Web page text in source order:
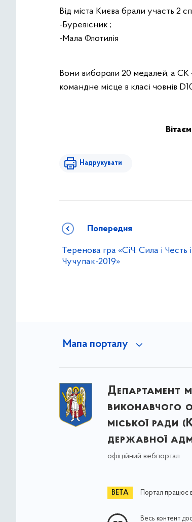
Від міста Києва брали участь 2
-Буревісник ;
-Мала Флотилія
Вони вибороли 20 медалей, а СК
командне місце в класі човнів
Надрукувати
Попередня
Теренова гра «СіЧ: Сила і Честь
Чучупак-2019»
Мапа порталу
Департамент
виконавчого
міської ради
державної
офіційний вебпортал
Портал працює
Весь контент